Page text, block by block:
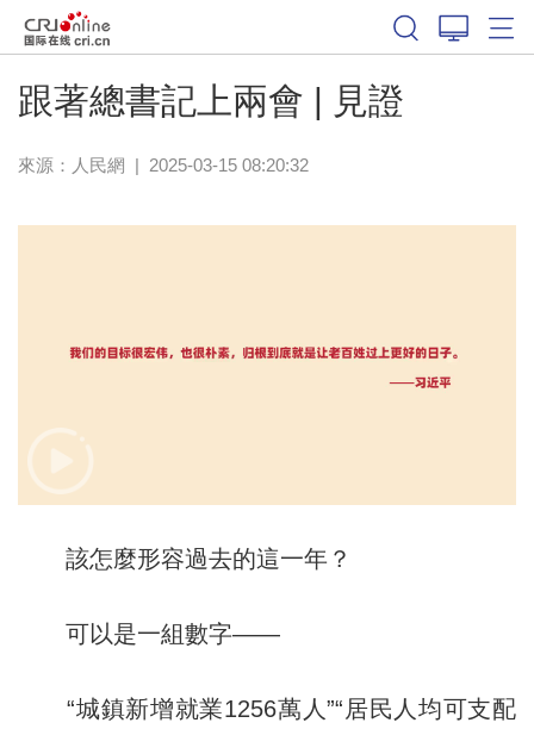
跟著總書記上兩會 | 見證
來源： 人民網 | 2025-03-15 08:20:32
該怎麼形容過去的這一年？
可以是一組數字——
“城鎮新增就業1256萬人”“居民人均可支配